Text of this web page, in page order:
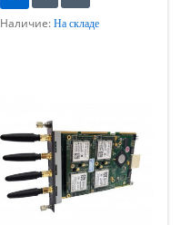
Наличие: На складе